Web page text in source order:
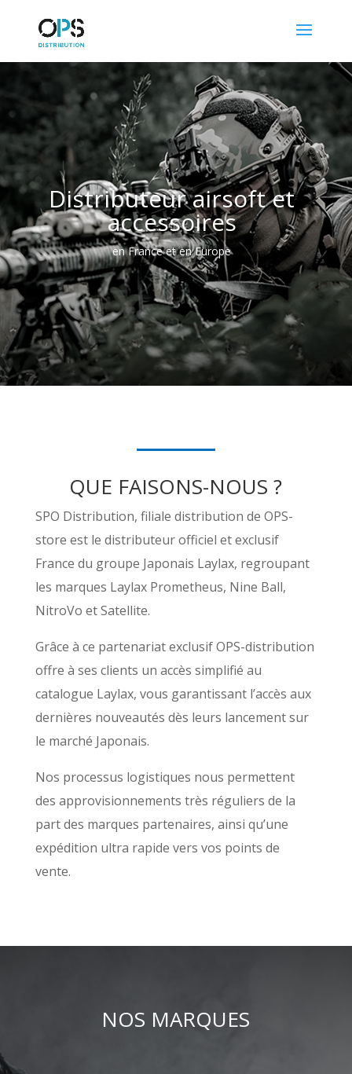
Distributeur airsoft et
accessoires
en France et en Europe
QUE FAISONS-NOUS ?
SPO Distribution, filiale distribution de OPS-
store est le distributeur officiel et exclusif
France du groupe Japonais Laylax, regroupant
les marques Laylax Prometheus, Nine Ball,
NitroVo et Satellite.
Grâce à ce partenariat exclusif OPS-distribution
offre à ses clients un accès simplifié au
catalogue Laylax, vous garantissant l’accès aux
dernières nouveautés dès leurs lancement sur
le marché Japonais.
Nos processus logistiques nous permettent
des approvisionnements très réguliers de la
part des marques partenaires, ainsi qu’une
expédition ultra rapide vers vos points de
vente.
NOS MARQUES